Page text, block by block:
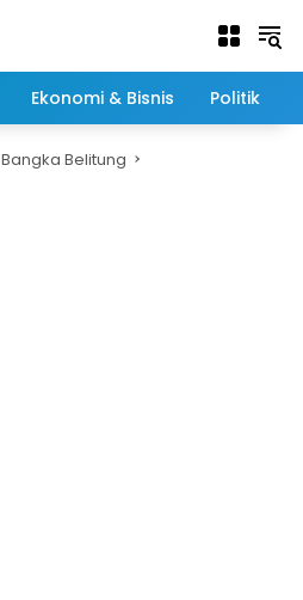
Ekonomi & Bisnis Politik
Bangka Belitung